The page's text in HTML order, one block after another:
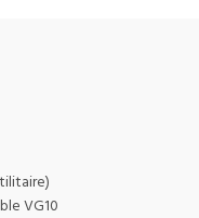
VG10